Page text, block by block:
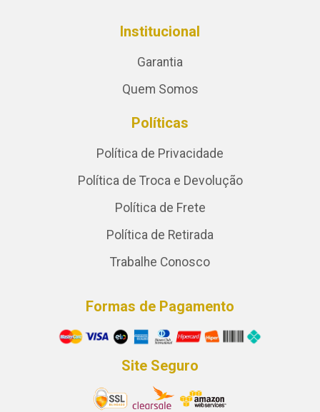
Institucional
Garantia
Quem Somos
Políticas
Política de Privacidade
Política de Troca e Devolução
Política de Frete
Política de Retirada
Trabalhe Conosco
Formas de Pagamento
Site Seguro